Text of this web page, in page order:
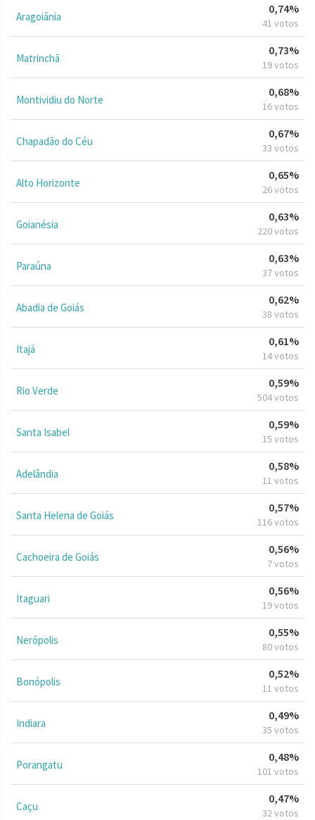
Aragoiânia
0,74%
41 votos
Matrinchã
0,73%
19 votos
Montividiu do Norte
0,68%
16 votos
Chapadão do Céu
0,67%
33 votos
Alto Horizonte
0,65%
26 votos
Goianésia
0,63%
220 votos
Paraúna
0,63%
37 votos
Abadia de Goiás
0,62%
38 votos
Itajá
0,61%
14 votos
Rio Verde
0,59%
504 votos
Santa Isabel
0,59%
15 votos
Adelândia
0,58%
11 votos
Santa Helena de Goiás
0,57%
116 votos
Cachoeira de Goiás
0,56%
7 votos
Itaguari
0,56%
19 votos
Nerópolis
0,55%
80 votos
Bonópolis
0,52%
11 votos
Indiara
0,49%
35 votos
Porangatu
0,48%
101 votos
Caçu
0,47%
32 votos